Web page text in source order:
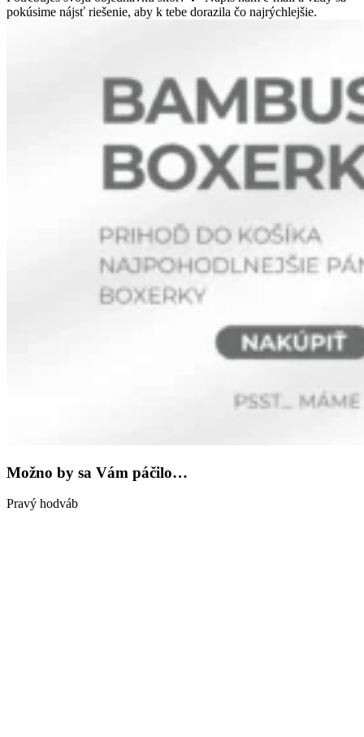
na
vlasy
pokúsime nájsť riešenie, aby k tebe dorazila čo najrýchlejšie.
Možno by sa Vám páčilo…
Pravý hodváb